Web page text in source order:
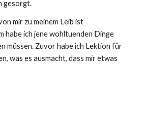
gesorgt.
mir zu meinem Leib ist
habe ich jene wohltuenden Dinge
müssen. Zuvor habe ich Lektion für
was es ausmacht, dass mir etwas